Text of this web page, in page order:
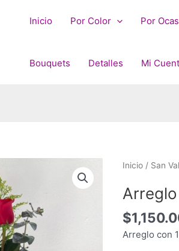
Inicio Por Color Por
Bouquets Detalles Mi
Inicio / San
$
Arreglo con